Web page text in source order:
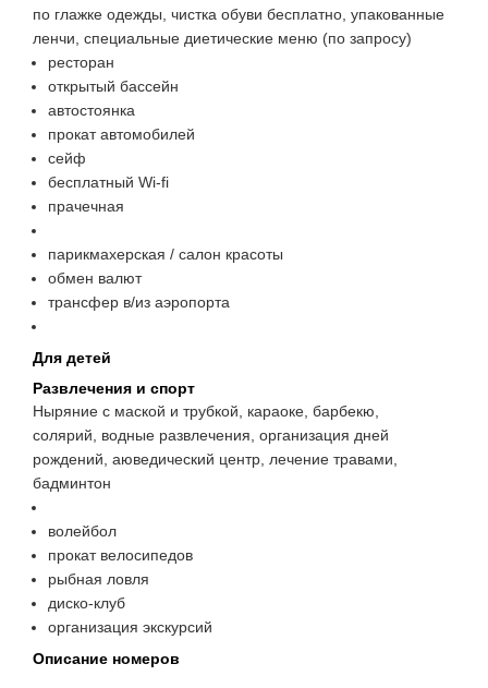
по глажке одежды, чистка обуви бесплатно, упакованные
ленчи, специальные диетические меню (по запросу)
ресторан
открытый бассейн
автостоянка
прокат автомобилей
сейф
бесплатный Wi-fi
прачечная
парикмахерская / салон красоты
обмен валют
трансфер в/из аэропорта
Для детей
Развлечения и спорт
Ныряние с маской и трубкой, караоке, барбекю,
солярий, водные развлечения, организация дней
рождений, аюведический центр, лечение травами,
бадминтон
волейбол
прокат велосипедов
рыбная ловля
диско-клуб
организация экскурсий
Описание номеров